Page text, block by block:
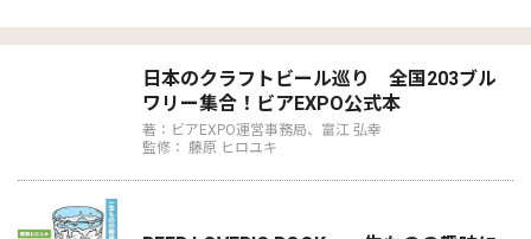
日本のクラフトビール巡り 全国203ブル
ワリー集合！ビアEXPO公式本
著：ビアEXPO運営事務局、富江 弘幸